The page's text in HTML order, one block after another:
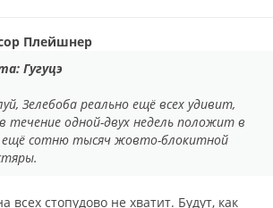
Плейшнер
Гугуцэ
Зелебоба реально ещё всех удивит,
течение одной-двух недель положит в
ещё сотню тысяч жовто-блокитной
всех стопудово не хватит. Будут, как